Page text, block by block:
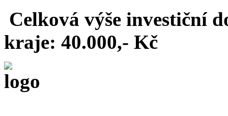
Celková výše investiční
kraje: 40.000,- Kč